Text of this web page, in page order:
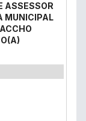
ASSESSOR
MUNICIPAL